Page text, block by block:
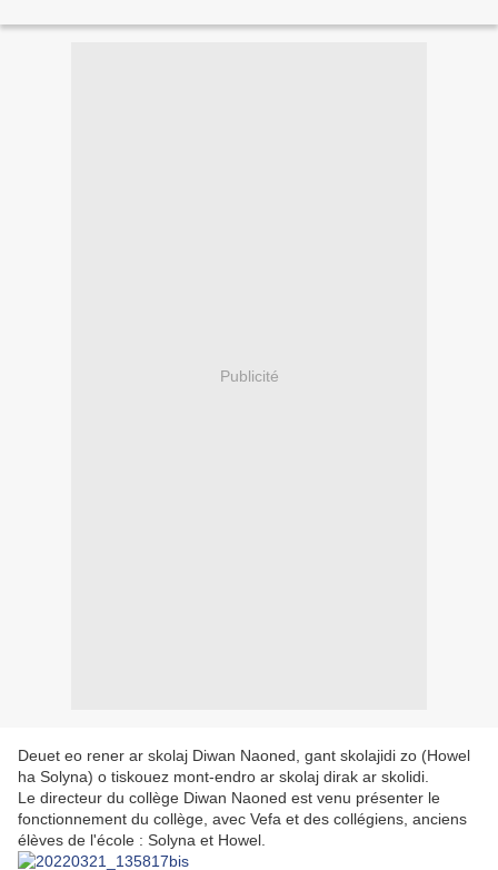
Publicité
Deuet eo rener ar skolaj Diwan Naoned, gant skolajidi zo (Howel
ha Solyna) o tiskouez mont-endro ar skolaj dirak ar skolidi.
Le directeur du collège Diwan Naoned est venu présenter le
fonctionnement du collège, avec Vefa et des collégiens, anciens
élèves de l'école : Solyna et Howel.